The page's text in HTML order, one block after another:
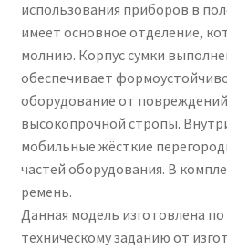
использования приборов в
имеет основное отделение,
молнию. Корпус сумки
обеспечивает
оборудование от
высокопрочной стропы.
мобильные жёсткие
частей оборудования. В
ремень.
Данная модель изготовлена
техническому заданию от